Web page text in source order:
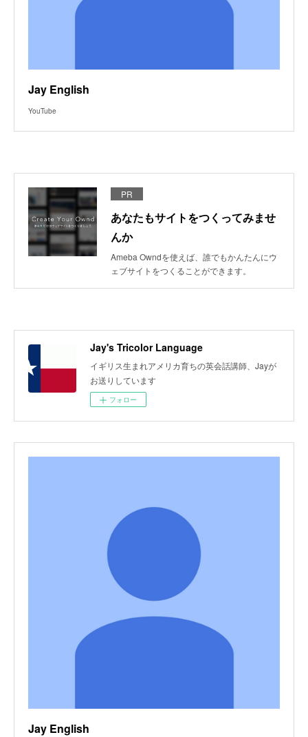
Jay English
YouTube
PR
あなたもサイトをつくってみませ
んか
Ameba Owndを使えば、誰でもかんたんにウ
ェブサイトをつくることができます。
Jay's Tricolor Language
イギリス生まれアメリカ育ちの英会話講師、Jayが
お送りしています
フォロー
Jay English